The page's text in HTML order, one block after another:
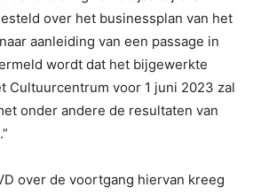
over het businessplan van het
aanleiding van een passage in
wordt dat het bijgewerkte
Cultuurcentrum voor 1 juni 2023 zal
onder andere de resultaten van
over de voortgang hiervan kreeg